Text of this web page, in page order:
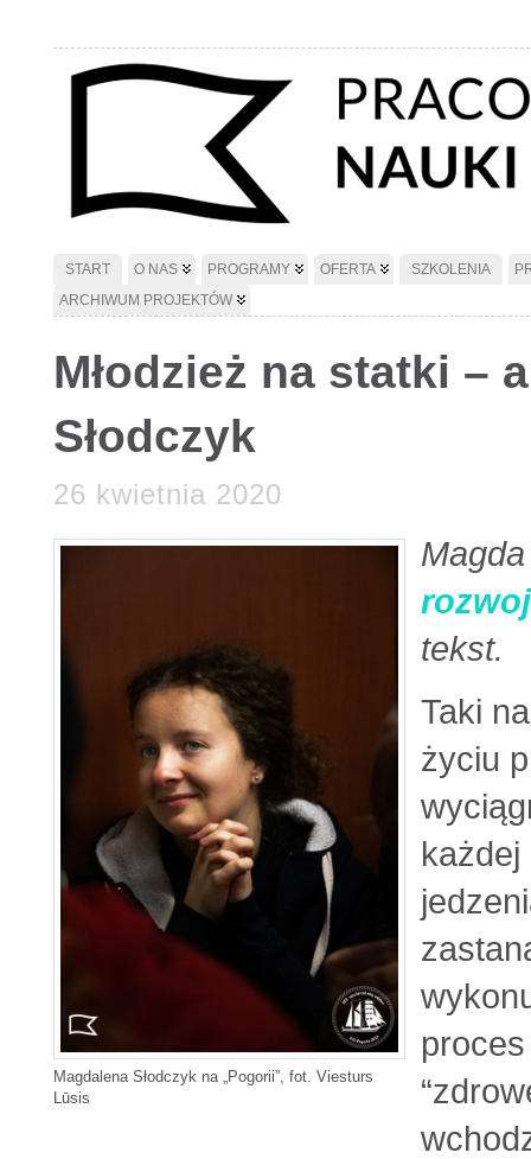
START O NAS PROGRAMY OFERTA SZKOLENIA
ARCHIWUM PROJEKTÓW
Młodzież na statki –
Słodczyk
26 kwietnia 2020
Magdalena Słodczyk na „Pogorii”, fot. Viesturs
Lūsis
tekst.
Taki
życiu
każdej